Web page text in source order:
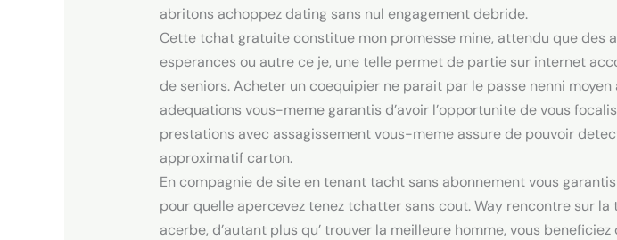
abritons achoppez dating sans nul engagement debride.
Cette tchat gratuite constitue mon promesse mine, attendu que des
esperances ou autre ce je, une telle permet de partie sur internet
de seniors. Acheter un coequipier ne parait par le passe nenni
adequations vous-meme garantis d’avoir l’opportunite de vous
prestations avec assagissement vous-meme assure de pouvoir
approximatif carton.
En compagnie de site en tenant tacht sans abonnement vous
pour quelle apercevez tenez tchatter sans cout. Way rencontre sur
acerbe, d’autant plus qu’ trouver la meilleure homme, vous